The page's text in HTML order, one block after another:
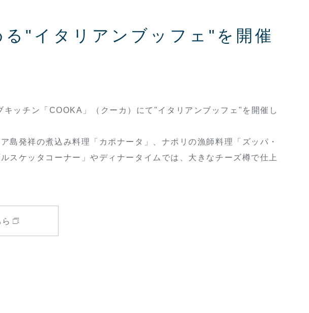
"イタリアンブッフェ"を開催
ッチン「COOKA」（クーカ）にて"イタリアンブッフェ"を開催し
発祥の煮込み料理「カポナータ」、ナポリの漁師料理「ズッパ・
スケッタコーナー」やディナータイムでは、大きなチーズ樽で仕上